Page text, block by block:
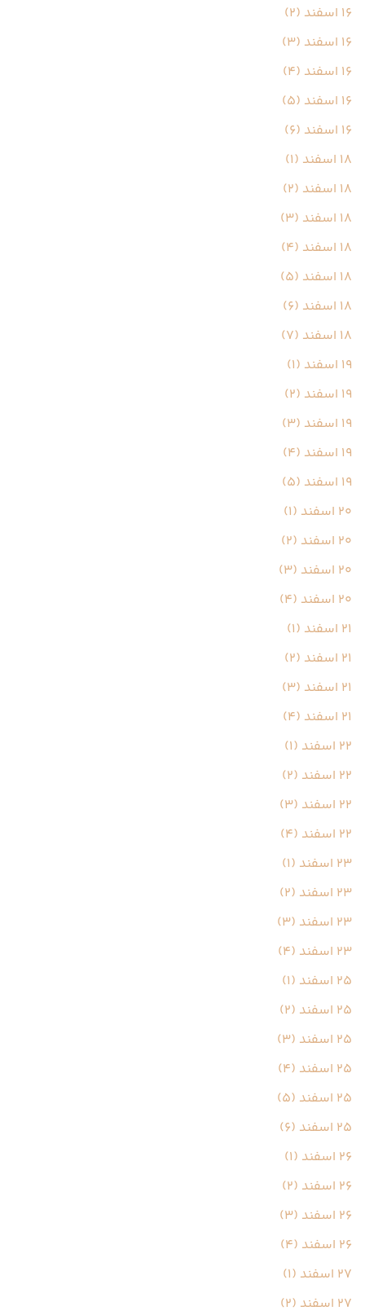
16 اسفند (2)
16 اسفند (3)
16 اسفند (4)
16 اسفند (5)
16 اسفند (6)
18 اسفند (1)
18 اسفند (2)
18 اسفند (3)
18 اسفند (4)
18 اسفند (5)
18 اسفند (6)
18 اسفند (7)
19 اسفند (1)
19 اسفند (2)
19 اسفند (3)
19 اسفند (4)
19 اسفند (5)
20 اسفند (1)
20 اسفند (2)
20 اسفند (3)
20 اسفند (4)
21 اسفند (1)
21 اسفند (2)
21 اسفند (3)
21 اسفند (4)
22 اسفند (1)
22 اسفند (2)
22 اسفند (3)
22 اسفند (4)
23 اسفند (1)
23 اسفند (2)
23 اسفند (3)
23 اسفند (4)
25 اسفند (1)
25 اسفند (2)
25 اسفند (3)
25 اسفند (4)
25 اسفند (5)
25 اسفند (6)
26 اسفند (1)
26 اسفند (2)
26 اسفند (3)
26 اسفند (4)
27 اسفند (1)
27 اسفند (2)